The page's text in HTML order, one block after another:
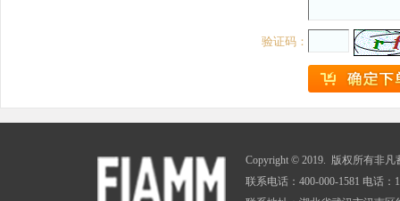
验证码：
Copyright © 2019. 版权所有非凡
联系电话：400-000-1581 电话：